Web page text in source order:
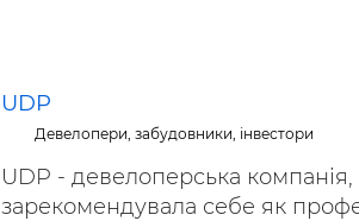
UDP
Девелопери, забудовники, інвестори
UDP - девелоперська
зарекомендувала себе як